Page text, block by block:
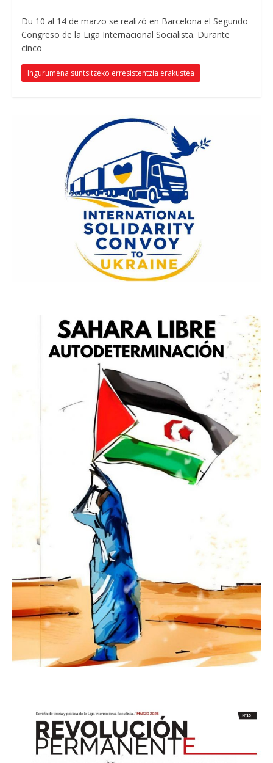
Du 10 al 14 de marzo se realizó en Barcelona el Segundo
Congreso de la Liga Internacional Socialista. Durante
cinco
Ingurumena suntsitzeko erresistentzia erakustea